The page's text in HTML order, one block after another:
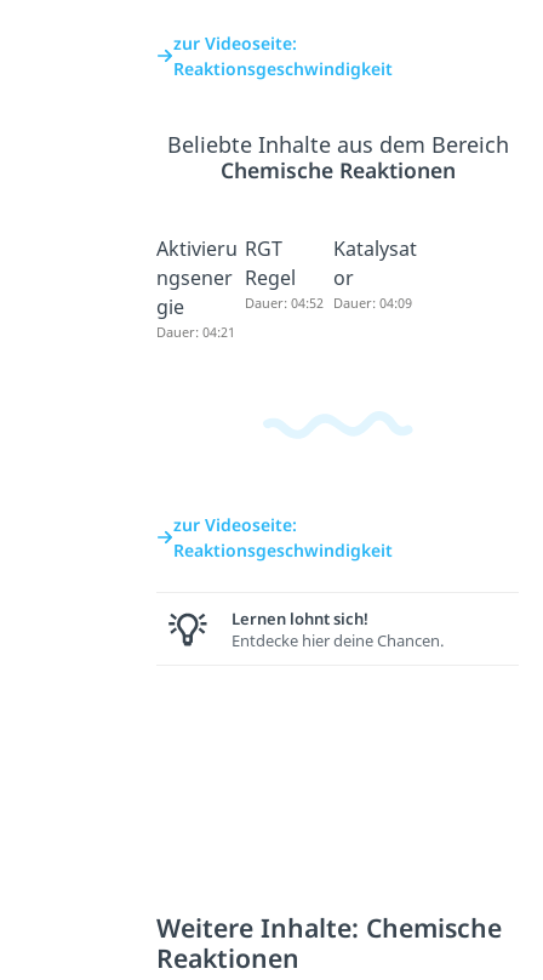
zur Videoseite:
Reaktionsgeschwindigkeit
Beliebte Inhalte aus dem Bereich
Chemische Reaktionen
Aktivieru
ngsener
gie
Dauer: 04:21
RGT
Regel
Dauer: 04:52
Katalysat
or
Dauer: 04:09
zur Videoseite:
Reaktionsgeschwindigkeit
Lernen lohnt sich!
Entdecke hier deine Chancen.
Weitere Inhalte: Chemische
Reaktionen